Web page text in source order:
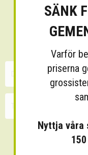
SÄNK
Varför
priserna
Nyttja våra